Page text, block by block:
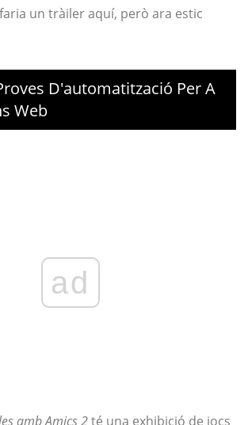
un tràiler aquí, però ara estic
D'automatització Per A
Web
ad
amb Amics 2té una exhibició de jocs